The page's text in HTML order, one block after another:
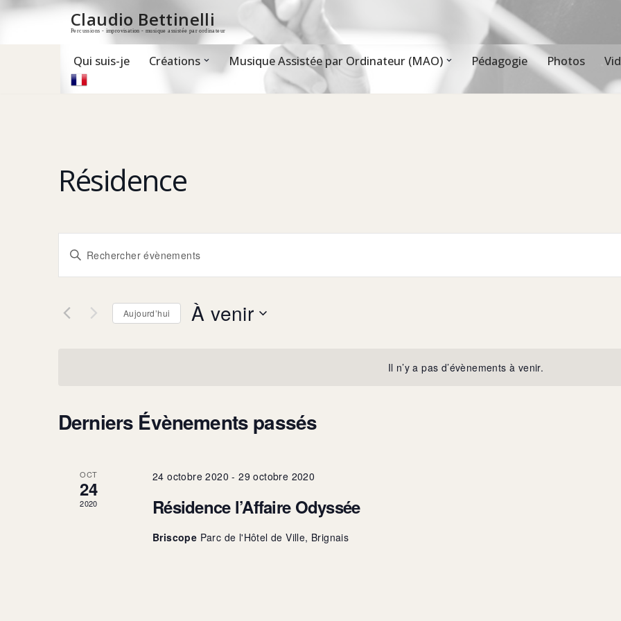
Claudio Bettinelli
Percussions - improvisation - musique assistée par ordinateur
Qui suis-je Créations Musique Assistée par Ordinateur (MAO) Pédagogie Photos
Il n’y a pas d’évènements à venir.
Résidence
Recherche
et
navigation
de
mot-
Rechercher
par
Aujourd’hui À venir
Derniers Évènements passés
OCT
24
2020
24 octobre 2020 -29 octobre 2020
Résidence l’Affaire Odyssée
Briscope Parc de l'Hôtel de Ville, Brignais